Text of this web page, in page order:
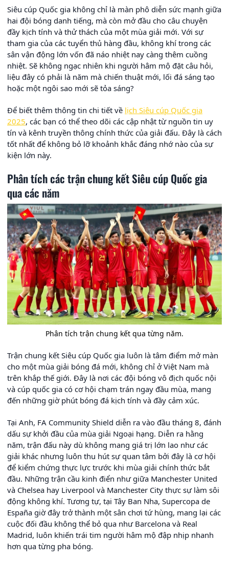
Siêu cúp Quốc gia không chỉ là màn phô diễn sức mạnh giữa
hai đội bóng danh tiếng, mà còn mở đầu cho câu chuyện
đầy kịch tính và thử thách của một mùa giải mới. Với sự
tham gia của các tuyển thủ hàng đầu, không khí trong các
sân vận động lớn vốn đã náo nhiệt nay càng thêm cuồng
nhiệt. Sẽ không ngạc nhiên khi người hâm mộ đặt câu hỏi,
liệu đây có phải là năm mà chiến thuật mới, lối đá sáng tạo
hoặc một ngôi sao mới sẽ tỏa sáng?
Để biết thêm thông tin chi tiết về lịch Siêu cúp Quốc gia
2025, các bạn có thể theo dõi các cập nhật từ nguồn tin uy
tín và kênh truyền thông chính thức của giải đấu. Đây là cách
tốt nhất để không bỏ lỡ khoảnh khắc đáng nhớ nào của sự
kiện lớn này.
Phân tích các trận chung kết Siêu cúp Quốc gia
qua các năm
Phân tích trận chung kết qua từng năm.
Trận chung kết Siêu cúp Quốc gia luôn là tâm điểm mở màn
cho một mùa giải bóng đá mới, không chỉ ở Việt Nam mà
trên khắp thế giới. Đây là nơi các đội bóng vô địch quốc nội
và cúp quốc gia có cơ hội chạm trán ngay đầu mùa, mang
đến những giờ phút bóng đá kịch tính và đầy cảm xúc.
Tại Anh, FA Community Shield diễn ra vào đầu tháng 8, đánh
dấu sự khởi đầu của mùa giải Ngoại hạng. Diễn ra hằng
năm, trận đấu này dù không mang giá trị lớn lao như các
giải khác nhưng luôn thu hút sự quan tâm bởi đây là cơ hội
để kiểm chứng thực lực trước khi mùa giải chính thức bắt
đầu. Những trận cầu kinh điển như giữa Manchester United
và Chelsea hay Liverpool và Manchester City thực sự làm sôi
động không khí. Tương tự, tại Tây Ban Nha, Supercopa de
España giờ đây trở thành một sân chơi tứ hùng, mang lại các
cuộc đối đầu không thể bỏ qua như Barcelona và Real
Madrid, luôn khiến trái tim người hâm mộ đập nhịp nhanh
hơn qua từng pha bóng.